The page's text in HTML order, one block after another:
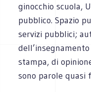
ginocchio scuola,
pubblico. Spazio
servizi pubblici;
stampa, di
sono parole quasi